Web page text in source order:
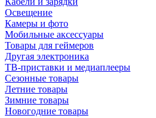
Освещение
Камеры и фото
Мобильные аксессуары
Товары для геймеров
Другая электроника
ТВ-приставки и медиаплееры
Сезонные товары
Летние товары
Зимние товары
Новогодние товары